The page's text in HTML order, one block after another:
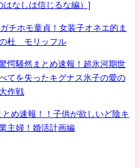
はなしは信じるな編）]
ホモ童貞！女装子オネエ的ま
の杜 モリッフル
愕騒然まとめ速報！超氷河期世
てを失ったキグナス氷子の愛の
作戦
め速報！！子供が欲しいど陰キ
主婦！婚活計画編